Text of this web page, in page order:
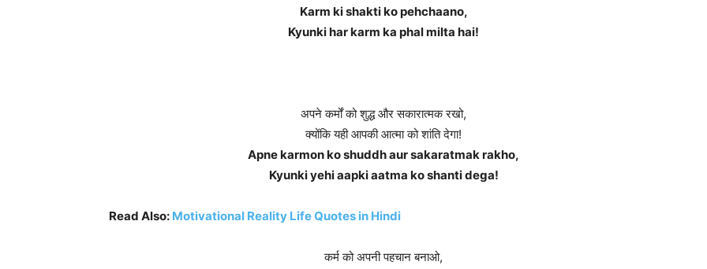
Karm ki shakti ko pehchaano,
Kyunki har karm ka phal milta hai!
अपने कर्मों को शुद्ध और सकारात्मक रखो,
क्योंकि यही आपकी आत्मा को शांति देगा!
Apne karmon ko shuddh aur sakaratmak rakho,
Kyunki yehi aapki aatma ko shanti dega!
Read Also: Motivational Reality Life Quotes in Hindi
कर्म को अपनी पहचान बनाओ,